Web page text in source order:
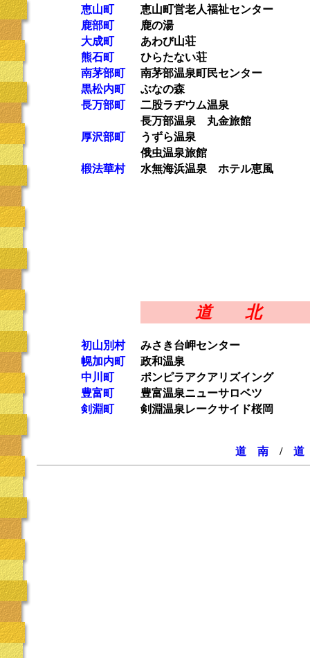
恵山町
恵山町営老人福祉センター
鹿部町
鹿の湯
大成町
あわび山荘
熊石町
ひらたない荘
南茅部町
南茅部温泉町民センター
黒松内町
ぶなの森
長万部町
二股ラヂウム温泉
長万部温泉 丸金旅館
厚沢部町
うずら温泉
俄虫温泉旅館
椴法華村
水無海浜温泉 ホテル恵風
道 北
初山別村
みさき台岬センター
幌加内町
政和温泉
中川町
ポンピラアクアリズイング
豊富町
豊富温泉ニューサロベツ
剣淵町
剣淵温泉レークサイド桜岡
道 南 / 道